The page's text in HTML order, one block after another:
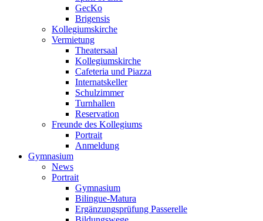
GecKo
Brigensis
Kollegiumskirche
Vermietung
Theatersaal
Kollegiumskirche
Cafeteria und Piazza
Internatskeller
Schulzimmer
Turnhallen
Reservation
Freunde des Kollegiums
Portrait
Anmeldung
Gymnasium
News
Portrait
Gymnasium
Bilingue-Matura
Ergänzungsprüfung Passerelle